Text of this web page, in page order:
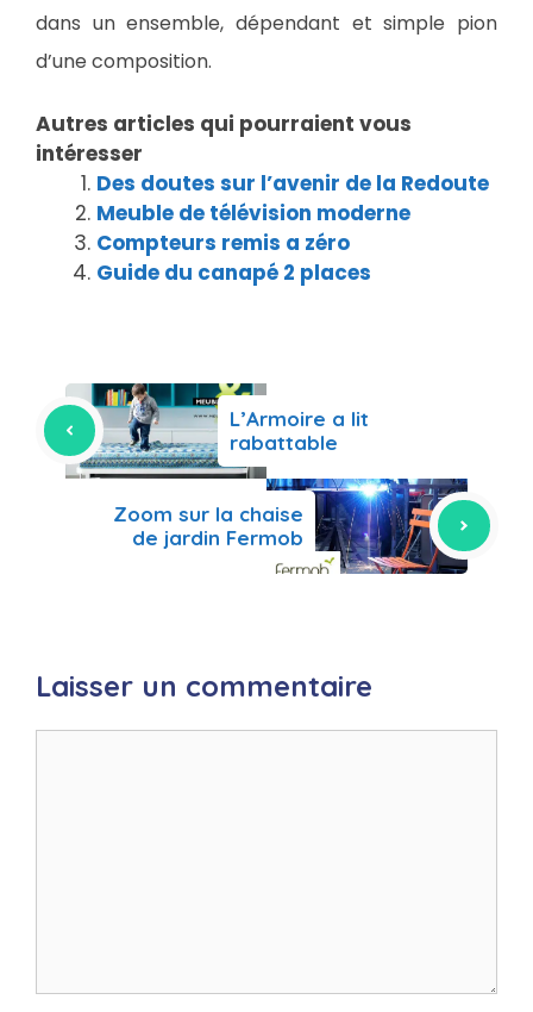
dans un ensemble, dépendant et simple pion
d’une composition.
Autres articles qui pourraient vous
intéresser
Des doutes sur l’avenir de la Redoute
Meuble de télévision moderne
Compteurs remis a zéro
Guide du canapé 2 places
L’Armoire a lit
rabattable
Zoom sur la chaise
de jardin Fermob
Laisser un commentaire